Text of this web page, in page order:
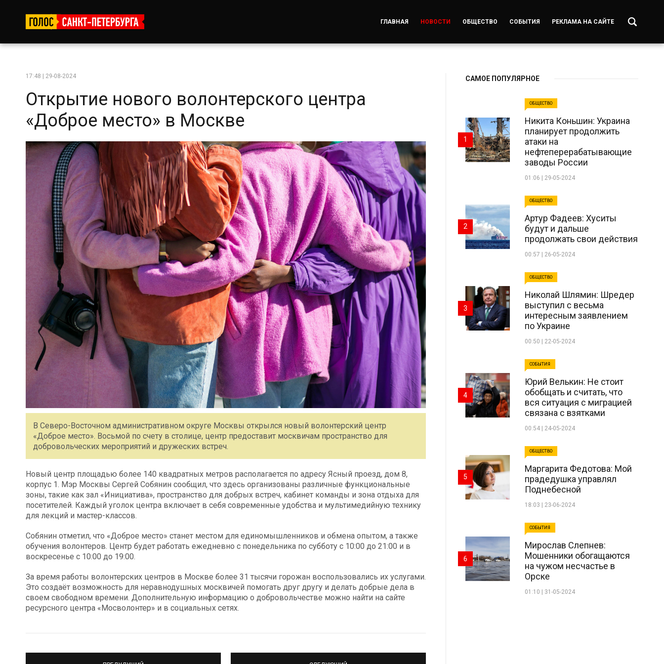
ГЛАВНАЯ НОВОСТИ ОБЩЕСТВО СОБЫТИЯ РЕКЛАМА НА САЙТЕ
17:48 | 29-08-2024
Открытие нового волонтерского центра
«Доброе место» в Москве
В Северо-Восточном административном округе Москвы открылся новый волонтерский центр
«Доброе место». Восьмой по счету в столице, центр предоставит москвичам пространство для
добровольческих мероприятий и дружеских встреч.
Новый центр площадью более 140 квадратных метров располагается по адресу Ясный проезд, дом 8,
корпус 1. Мэр Москвы Сергей Собянин сообщил, что здесь организованы различные функциональные
зоны, такие как зал «Инициатива», пространство для добрых встреч, кабинет команды и зона отдыха для
посетителей. Каждый уголок центра включает в себя современные удобства и мультимедийную технику
для лекций и мастер-классов.
Собянин отметил, что «Доброе место» станет местом для единомышленников и обмена опытом, а также
обучения волонтеров. Центр будет работать ежедневно с понедельника по субботу с 10:00 до 21:00 и в
воскресенье с 10:00 до 19:00.
За время работы волонтерских центров в Москве более 31 тысячи горожан воспользовались их услугами.
Это создаёт возможность для неравнодушных москвичей помогать друг другу и делать добрые дела в
своем свободном времени. Дополнительную информацию о добровольчестве можно найти на сайте
ресурсного центра «Мосволонтер» и в социальных сетях.
САМОЕ ПОПУЛЯРНОЕ
ОБЩЕСТВО
Никита Коньшин: Украина
планирует продолжить
атаки на
нефтеперерабатывающие
заводы России
01:06 | 29-05-2024
1
ОБЩЕСТВО
Артур Фадеев: Хуситы
будут и дальше
продолжать свои действия
00:57 | 26-05-2024
2
ОБЩЕСТВО
Николай Шлямин: Шредер
выступил с весьма
интересным заявлением
по Украине
00:50 | 22-05-2024
3
СОБЫТИЯ
Юрий Велькин: Не стоит
обобщать и считать, что
вся ситуация с миграцией
связана с взятками
00:54 | 24-05-2024
4
ОБЩЕСТВО
Маргарита Федотова: Мой
прадедушка управлял
Поднебесной
18:03 | 23-06-2024
5
СОБЫТИЯ
Мирослав Слепнев:
Мошенники обогащаются
на чужом несчастье в
Орске
01:10 | 31-05-2024
6